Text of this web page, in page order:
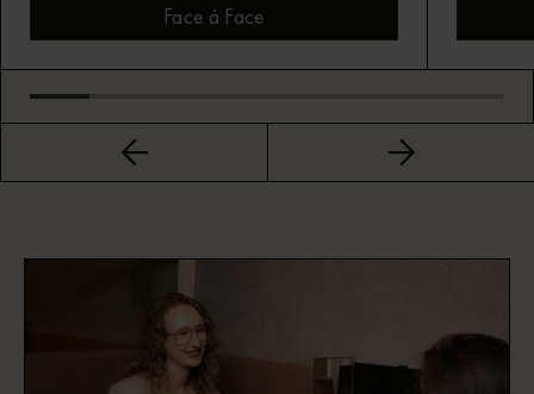
Face á Face
Bekijk montuur